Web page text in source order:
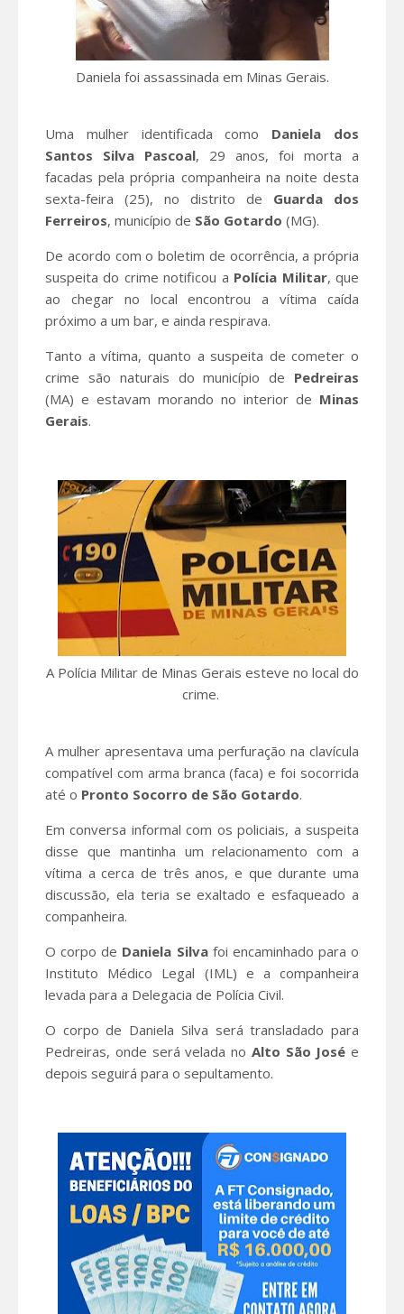
Daniela foi assassinada em Minas Gerais.
Uma mulher identificada como Daniela dos
Santos Silva Pascoal, 29 anos, foi morta a
facadas pela própria companheira na noite desta
sexta-feira (25), no distrito de Guarda dos
Ferreiros, município de São Gotardo (MG).
De acordo com o boletim de ocorrência, a própria
suspeita do crime notificou a Polícia Militar, que
ao chegar no local encontrou a vítima caída
próximo a um bar, e ainda respirava.
Tanto a vítima, quanto a suspeita de cometer o
crime são naturais do município de Pedreiras
(MA) e estavam morando no interior de Minas
Gerais.
A Polícia Militar de Minas Gerais esteve no local do
crime.
A mulher apresentava uma perfuração na clavícula
compatível com arma branca (faca) e foi socorrida
até o Pronto Socorro de São Gotardo.
Em conversa informal com os policiais, a suspeita
disse que mantinha um relacionamento com a
vítima a cerca de três anos, e que durante uma
discussão, ela teria se exaltado e esfaqueado a
companheira.
O corpo de Daniela Silvafoi encaminhado para o
Instituto Médico Legal (IML) e a companheira
levada para a Delegacia de Polícia Civil.
O corpo de Daniela Silva será transladado para
Pedreiras, onde será velada no Alto São José e
depois seguirá para o sepultamento.